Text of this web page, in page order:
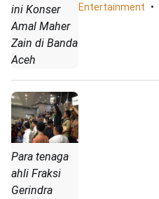
ini Konser
Amal Maher
Zain di Banda
Aceh
Entertainment
Para tenaga
ahli Fraksi
Gerindra